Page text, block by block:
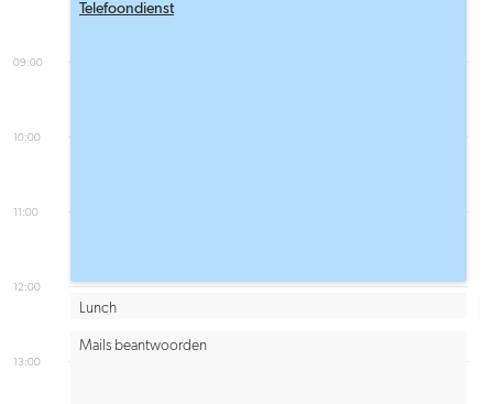
09:00
10:00
11:00
12:00
13:00
Lunch
Telefoondienst
Mails beantwoorden